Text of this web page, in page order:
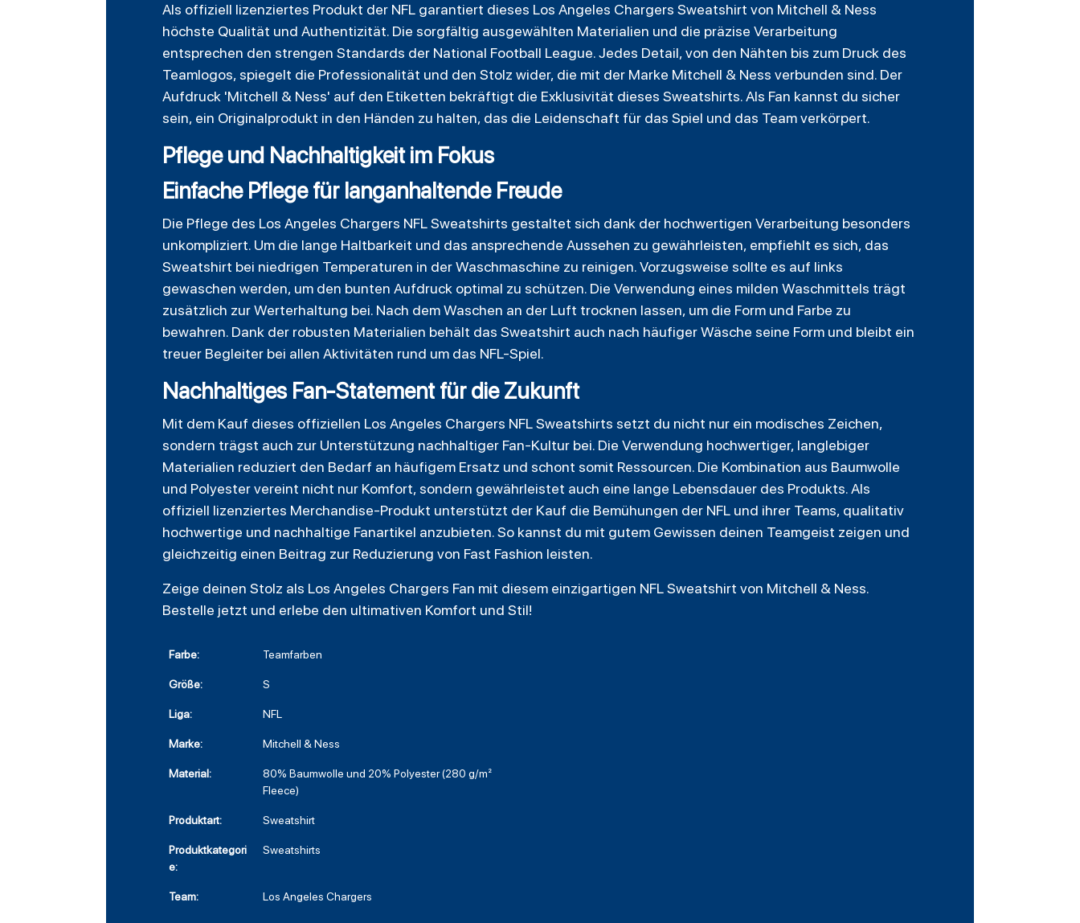
Als offiziell lizenziertes Produkt der NFL garantiert dieses Los Angeles Chargers Sweatshirt von Mitchell & Ness
höchste Qualität und Authentizität. Die sorgfältig ausgewählten Materialien und die präzise Verarbeitung
entsprechen den strengen Standards der National Football League. Jedes Detail, von den Nähten bis zum Druck des
Teamlogos, spiegelt die Professionalität und den Stolz wider, die mit der Marke Mitchell & Ness verbunden sind. Der
Aufdruck 'Mitchell & Ness' auf den Etiketten bekräftigt die Exklusivität dieses Sweatshirts. Als Fan kannst du sicher
sein, ein Originalprodukt in den Händen zu halten, das die Leidenschaft für das Spiel und das Team verkörpert.
Pflege und Nachhaltigkeit im Fokus
Einfache Pflege für langanhaltende Freude
Die Pflege des Los Angeles Chargers NFL Sweatshirts gestaltet sich dank der hochwertigen Verarbeitung besonders
unkompliziert. Um die lange Haltbarkeit und das ansprechende Aussehen zu gewährleisten, empfiehlt es sich, das
Sweatshirt bei niedrigen Temperaturen in der Waschmaschine zu reinigen. Vorzugsweise sollte es auf links
gewaschen werden, um den bunten Aufdruck optimal zu schützen. Die Verwendung eines milden Waschmittels trägt
zusätzlich zur Werterhaltung bei. Nach dem Waschen an der Luft trocknen lassen, um die Form und Farbe zu
bewahren. Dank der robusten Materialien behält das Sweatshirt auch nach häufiger Wäsche seine Form und bleibt ein
treuer Begleiter bei allen Aktivitäten rund um das NFL-Spiel.
Nachhaltiges Fan-Statement für die Zukunft
Mit dem Kauf dieses offiziellen Los Angeles Chargers NFL Sweatshirts setzt du nicht nur ein modisches Zeichen,
sondern trägst auch zur Unterstützung nachhaltiger Fan-Kultur bei. Die Verwendung hochwertiger, langlebiger
Materialien reduziert den Bedarf an häufigem Ersatz und schont somit Ressourcen. Die Kombination aus Baumwolle
und Polyester vereint nicht nur Komfort, sondern gewährleistet auch eine lange Lebensdauer des Produkts. Als
offiziell lizenziertes Merchandise-Produkt unterstützt der Kauf die Bemühungen der NFL und ihrer Teams, qualitativ
hochwertige und nachhaltige Fanartikel anzubieten. So kannst du mit gutem Gewissen deinen Teamgeist zeigen und
gleichzeitig einen Beitrag zur Reduzierung von Fast Fashion leisten.
Zeige deinen Stolz als Los Angeles Chargers Fan mit diesem einzigartigen NFL Sweatshirt von Mitchell & Ness.
Bestelle jetzt und erlebe den ultimativen Komfort und Stil!
Farbe: Teamfarben
Größe: S
Liga: NFL
Marke: Mitchell & Ness
Material:
80% Baumwolle und 20% Polyester (280 g/m²
Fleece)
Produktart: Sweatshirt
Produktkategori
e:
Sweatshirts
Team: Los Angeles Chargers